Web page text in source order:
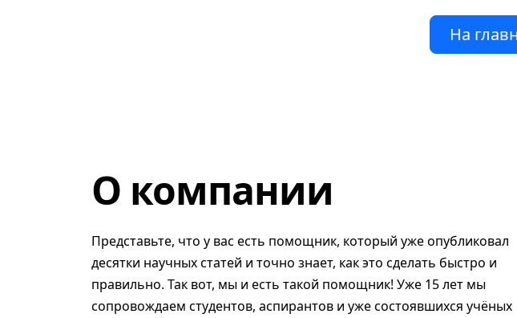
На
О компании
Представьте, что у вас есть помощник, который уже опубликовал
десятки научных статей и точно знает, как это сделать быстро и
правильно. Так вот, мы и есть такой помощник! Уже 15 лет мы
сопровождаем студентов, аспирантов и уже состоявшихся учёных